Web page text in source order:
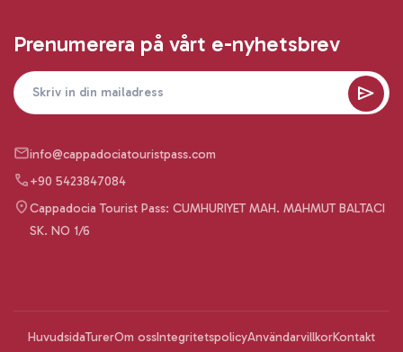
Prenumerera på vårt e-nyhetsbrev
info@cappadociatouristpass.com
+90 5423847084
Cappadocia Tourist Pass: CUMHURIYET MAH. MAHMUT BALTACI
SK. NO 1/6
HuvudsidaTurerOm ossIntegritetspolicyAnvändarvillkorKontakt